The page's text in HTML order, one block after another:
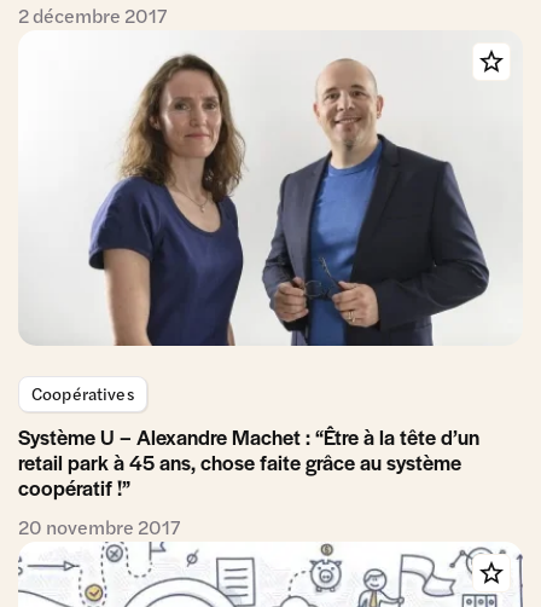
2 décembre 2017
Coopératives
Système U – Alexandre Machet : “Être à la tête d’un
retail park à 45 ans, chose faite grâce au système
coopératif !”
20 novembre 2017